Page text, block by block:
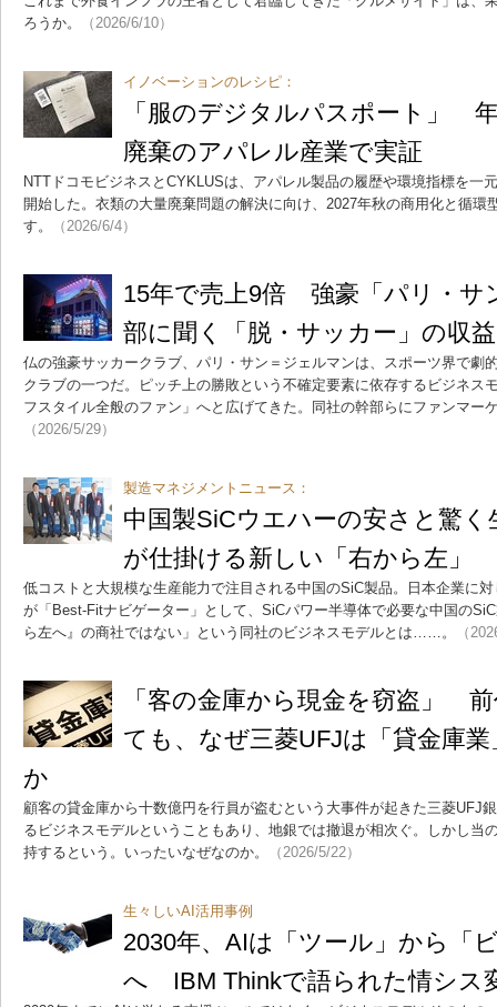
ろうか。
（2026/6/10）
イノベーションのレシピ：
「服のデジタルパスポート」
廃棄のアパレル産業で実証
NTTドコモビジネスとCYKLUSは、アパレル製品の履歴や環境指標を一
開始した。衣類の大量廃棄問題の解決に向け、2027年秋の商用化と循環
す。
（2026/6/4）
15年で売上9倍 強豪「パリ・サ
部に聞く「脱・サッカー」の収
仏の強豪サッカークラブ、パリ・サン＝ジェルマンは、スポーツ界で劇
クラブの一つだ。ピッチ上の勝敗という不確定要素に依存するビジネス
フスタイル全般のファン」へと広げてきた。同社の幹部らにファンマー
（2026/5/29）
製造マネジメントニュース：
中国製SiCウエハーの安さと驚
が仕掛ける新しい「右から左」
低コストと大規模な生産能力で注目される中国のSiC製品。日本企業に
が「Best-Fitナビゲーター」として、SiCパワー半導体で必要な中国の
ら左へ』の商社ではない」という同社のビジネスモデルとは……。
（
「客の金庫から現金を窃盗」
ても、なぜ三菱UFJは「貸金庫
か
顧客の貸金庫から十数億円を行員が盗むという大事件が起きた三菱UFJ
るビジネスモデルということもあり、地銀では撤退が相次ぐ。しかし当
持するという。いったいなぜなのか。
（2026/5/22）
生々しいAI活用事例
2030年、AIは「ツール」から「
へ IBM Thinkで語られた情シス